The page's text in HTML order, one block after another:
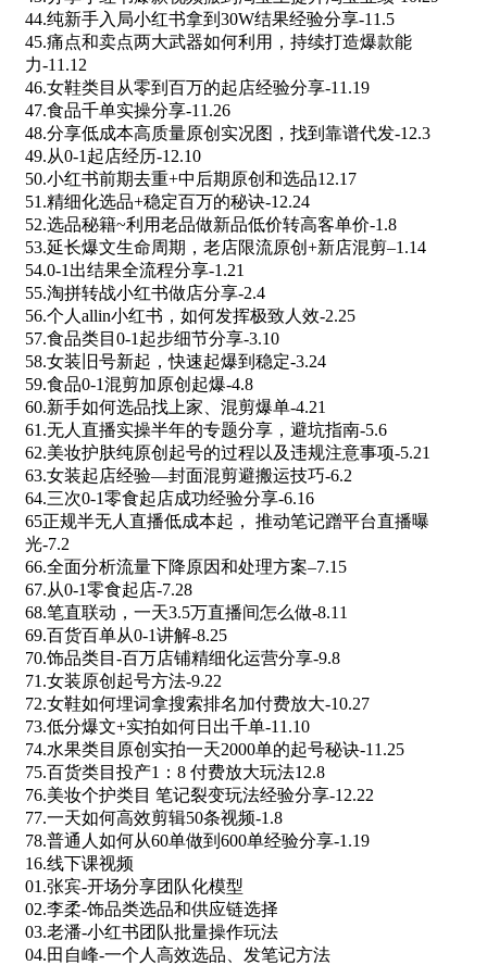
44.纯新手入局小红书拿到30W结果经验分享-11.5
45.痛点和卖点两大武器如何利用，持续打造爆款能
力-11.12
46.女鞋类目从零到百万的起店经验分享-11.19
47.食品千单实操分享-11.26
48.分享低成本高质量原创实况图，找到靠谱代发-12.3
49.从0-1起店经历-12.10
50.小红书前期去重+中后期原创和选品12.17
51.精细化选品+稳定百万的秘诀-12.24
52.选品秘籍~利用老品做新品低价转高客单价-1.8
53.延长爆文生命周期，老店限流原创+新店混剪–1.14
54.0-1出结果全流程分享-1.21
55.淘拼转战小红书做店分享-2.4
56.个人allin小红书，如何发挥极致人效-2.25
57.食品类目0-1起步细节分享-3.10
58.女装旧号新起，快速起爆到稳定-3.24
59.食品0-1混剪加原创起爆-4.8
60.新手如何选品找上家、混剪爆单-4.21
61.无人直播实操半年的专题分享，避坑指南-5.6
62.美妆护肤纯原创起号的过程以及违规注意事项-5.21
63.女装起店经验—封面混剪避搬运技巧-6.2
64.三次0-1零食起店成功经验分享-6.16
65正规半无人直播低成本起， 推动笔记蹭平台直播曝
光-7.2
66.全面分析流量下降原因和处理方案–7.15
67.从0-1零食起店-7.28
68.笔直联动，一天3.5万直播间怎么做-8.11
69.百货百单从0-1讲解-8.25
70.饰品类目-百万店铺精细化运营分享-9.8
71.女装原创起号方法-9.22
72.女鞋如何埋词拿搜索排名加付费放大-10.27
73.低分爆文+实拍如何日出千单-11.10
74.水果类目原创实拍一天2000单的起号秘诀-11.25
75.百货类目投产1：8 付费放大玩法12.8
76.美妆个护类目 笔记裂变玩法经验分享-12.22
77.一天如何高效剪辑50条视频-1.8
78.普通人如何从60单做到600单经验分享-1.19
16.线下课视频
01.张宾-开场分享团队化模型
02.李柔-饰品类选品和供应链选择
03.老潘-小红书团队批量操作玩法
04.田自峰-一个人高效选品、发笔记方法